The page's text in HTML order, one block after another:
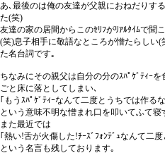
あ､最後のは俺の友達が父親におねだりす
た(笑)
友達の家の居間からこのｾﾘﾌがﾘｱﾙﾀｲﾑで聞
(笑)息子相手に敬語なところが憎たらしい
た名台詞です｡
ちなみにその親父は自分の分のｽﾊﾟｹﾞﾃｨｰ
ごと床に落としてしまい､
｢もうｽﾊﾟｹﾞﾃｨｰなんて二度とうちでは作る
という意味不明な憎まれ口を叩いてふて
また最近では
｢熱い!舌が火傷した!ﾁｰｽﾞﾌｫﾝﾃﾞｭなんて二
という名言も残しております｡